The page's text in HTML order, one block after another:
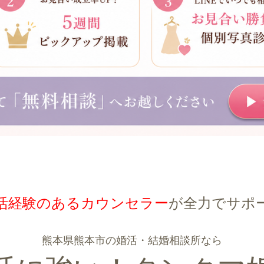
経験のあるカウンセラーが全力でサポ
熊本県熊本市の婚活・結婚相談所なら